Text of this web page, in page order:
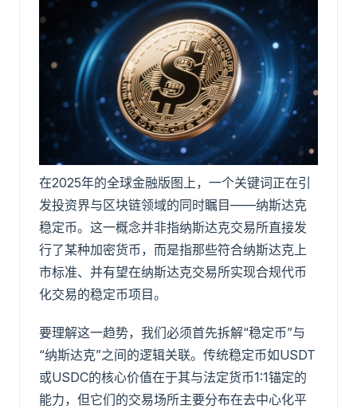
在2025年的全球金融版图上，一个关键词正在引
发投资界与区块链领域的同时瞩目——纳斯达克
稳定币。这一概念并非指纳斯达克交易所直接发
行了某种加密货币，而是指那些符合纳斯达克上
市标准、并有望在纳斯达克交易所实现合规代币
化交易的稳定币项目。
要理解这一趋势，我们必须首先拆解“稳定币”与
“纳斯达克”之间的逻辑关联。传统稳定币如USDT
或USDC的核心价值在于其与法定货币1:1锚定的
能力，但它们的交易场所主要分布在去中心化平